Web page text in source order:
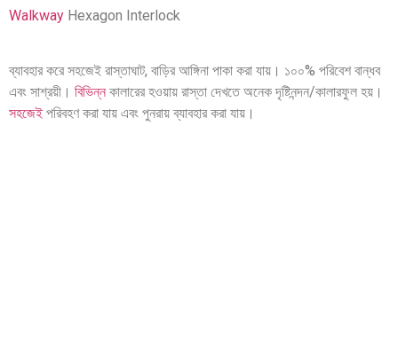
Walkway Hexagon Interlock
ব্যাবহার করে সহজেই রাস্তাঘাট, বাড়ির আঙ্গিনা পাকা করা যায়। ১০০% পরিবেশ বান্ধব
এবং সাশ্রয়ী। বিভিন্ন কালারের হওয়ায় রাস্তা দেখতে অনেক দৃষ্টিনন্দন/কালারফুল হয়।
সহজেই পরিবহণ করা যায় এবং পুনরায় ব্যাবহার করা যায়।